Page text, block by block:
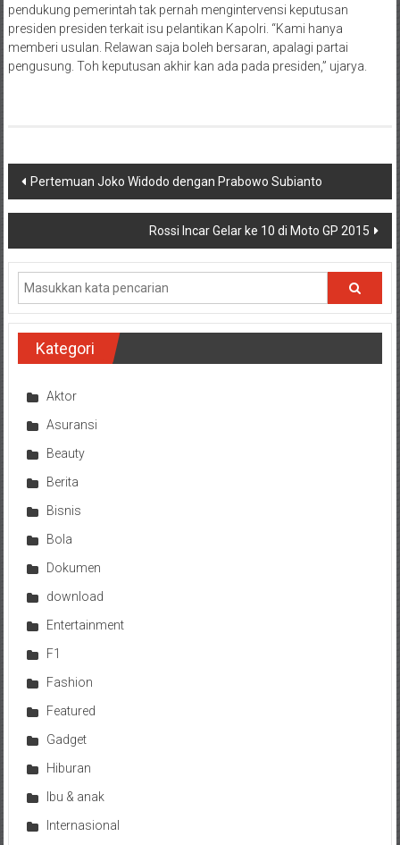
pendukung pemerintah tak pernah mengintervensi keputusan
presiden presiden terkait isu pelantikan Kapolri. “Kami hanya
memberi usulan. Relawan saja boleh bersaran, apalagi partai
pengusung. Toh keputusan akhir kan ada pada presiden,” ujarya.
Navigasi
pos
Pertemuan Joko Widodo dengan Prabowo Subianto
Rossi Incar Gelar ke 10 di Moto GP 2015
Kategori
Aktor
Asuransi
Beauty
Berita
Bisnis
Bola
Dokumen
download
Entertainment
F1
Fashion
Featured
Gadget
Hiburan
Ibu & anak
Internasional